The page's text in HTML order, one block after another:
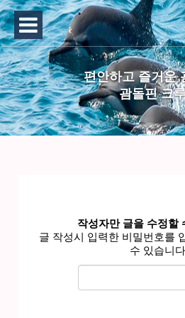
편안하고 즐거운
괌돌핀 크
작성자만 글을 수정할
글 작성시 입력한 비밀번호를
수 있습니